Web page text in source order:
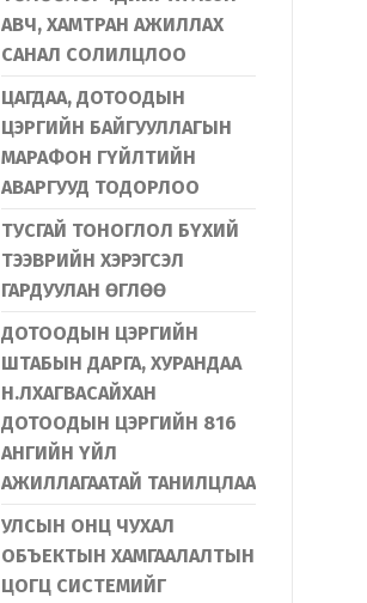
АВЧ, ХАМТРАН АЖИЛЛАХ
САНАЛ СОЛИЛЦЛОО
ЦАГДАА, ДОТООДЫН
ЦЭРГИЙН БАЙГУУЛЛАГЫН
МАРАФОН ГҮЙЛТИЙН
АВАРГУУД ТОДОРЛОО
ТУСГАЙ ТОНОГЛОЛ БҮХИЙ
ТЭЭВРИЙН ХЭРЭГСЭЛ
ГАРДУУЛАН ӨГЛӨӨ
ДОТООДЫН ЦЭРГИЙН
ШТАБЫН ДАРГА, ХУРАНДАА
Н.ЛХАГВАСАЙХАН
ДОТООДЫН ЦЭРГИЙН 816
АНГИЙН ҮЙЛ
АЖИЛЛАГААТАЙ ТАНИЛЦЛАА
УЛСЫН ОНЦ ЧУХАЛ
ОБЪЕКТЫН ХАМГААЛАЛТЫН
ЦОГЦ СИСТЕМИЙГ